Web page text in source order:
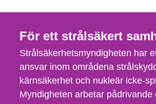
För ett strålsäkert
Strålsäkerhetsmyndigheten har
ansvar inom områdena
kärnsäkerhet och nukleär icke-
Myndigheten arbetar pådrivande